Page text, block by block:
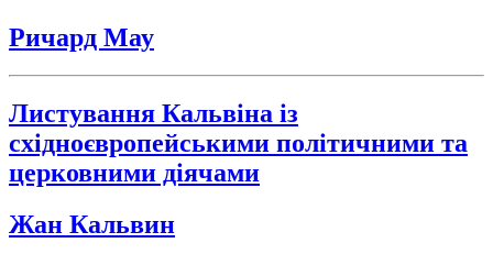
Ричард Мау
Листування Кальвіна із
східноєвропейськими політичними та
церковними діячами
Жан Кальвин